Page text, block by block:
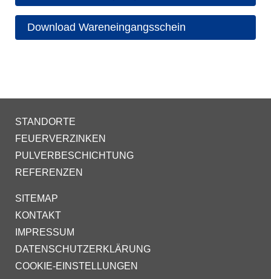
Download Wareneingangsschein
STANDORTE
FEUERVERZINKEN
PULVERBESCHICHTUNG
REFERENZEN
SITEMAP
KONTAKT
IMPRESSUM
DATENSCHUTZERKLÄRUNG
COOKIE-EINSTELLUNGEN